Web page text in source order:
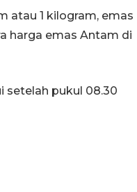
atau 1 kilogram, emas
harga emas Antam di
setelah pukul 08.30